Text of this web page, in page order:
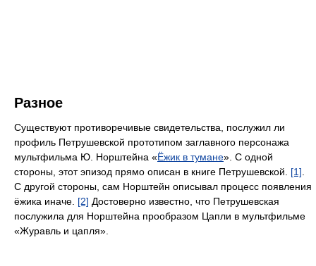
Разное
Существуют противоречивые свидетельства, послужил ли
профиль Петрушевской прототипом заглавного персонажа
мультфильма Ю. Норштейна «Ёжик в тумане». С одной
стороны, этот эпизод прямо описан в книге Петрушевской. [1]
С другой стороны, сам Норштейн описывал процесс появления
ёжика иначе. [2] Достоверно известно, что Петрушевская
послужила для Норштейна прообразом Цапли в мультфильме
«Журавль и цапля».